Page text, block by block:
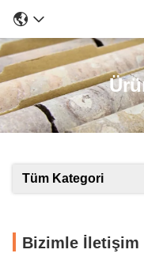
Tüm Kategori
Bizimle İletişim